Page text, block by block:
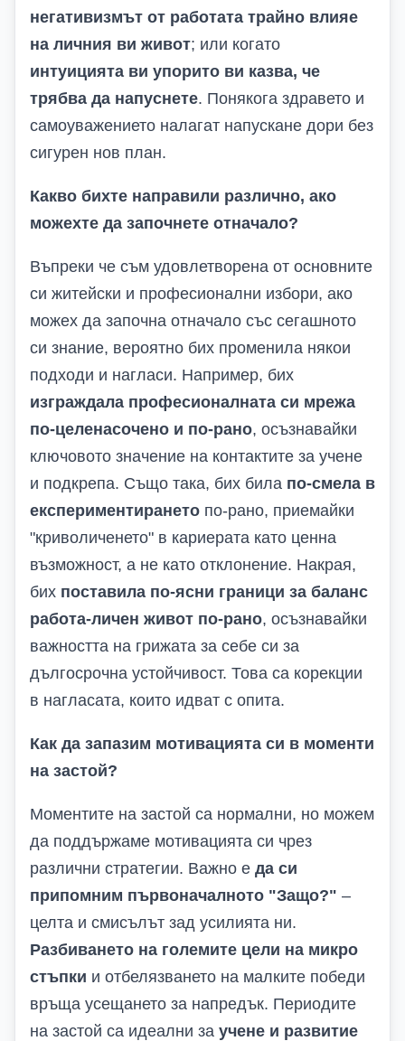
негативизмът от работата трайно влияе
на личния ви живот; или когато
интуицията ви упорито ви казва, че
трябва да напуснете. Понякога здравето и
самоуважението налагат напускане дори без
сигурен нов план.
Какво бихте направили различно, ако
можехте да започнете отначало?
Въпреки че съм удовлетворена от основните
си житейски и професионални избори, ако
можех да започна отначало със сегашното
си знание, вероятно бих променила някои
подходи и нагласи. Например, бих
изграждала професионалната си мрежа
по-целенасочено и по-рано, осъзнавайки
ключовото значение на контактите за учене
и подкрепа. Също така, бих била по-смела в
експериментирането по-рано, приемайки
"криволиченето" в кариерата като ценна
възможност, а не като отклонение. Накрая,
бих поставила по-ясни граници за баланс
работа-личен живот по-рано, осъзнавайки
важността на грижата за себе си за
дългосрочна устойчивост. Това са корекции
в нагласата, които идват с опита.
Как да запазим мотивацията си в моменти
на застой?
Моментите на застой са нормални, но можем
да поддържаме мотивацията си чрез
различни стратегии. Важно е да си
припомним първоначалното "Защо?" –
целта и смисълът зад усилията ни.
Разбиването на големите цели на микро
стъпки и отбелязването на малките победи
връща усещането за напредък. Периодите
на застой са идеални за учене и развитие